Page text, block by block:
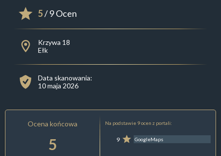
5/ 9 Ocen
Krzywa 18
Ełk
Data skanowania:
10 maja 2026
Ocena końcowa
5
Na podstawie 9 ocen z portali:
9 GoogleMaps